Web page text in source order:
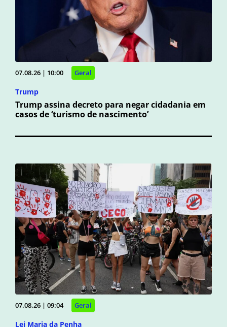
07.08.26 | 10:00 Geral
Trump
Trump assina decreto para negar cidadania em
casos de ‘turismo de nascimento’
07.08.26 | 09:04 Geral
Lei Maria da Penha